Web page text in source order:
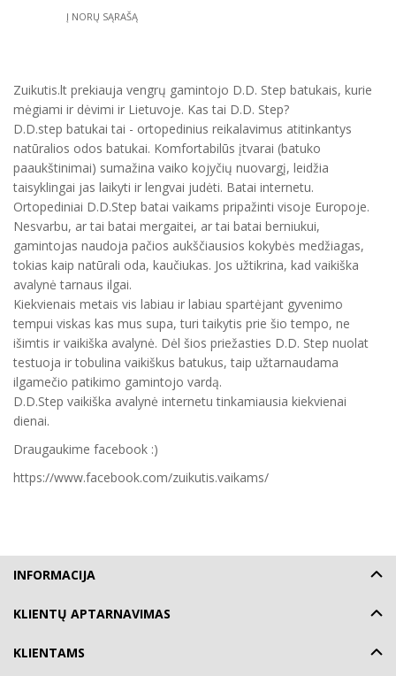
Į NORŲ SĄRAŠĄ
Zuikutis.lt prekiauja vengrų gamintojo D.D. Step batukais, kurie
mėgiami ir dėvimi ir Lietuvoje. Kas tai D.D. Step?
D.D.step batukai tai - ortopedinius reikalavimus atitinkantys
natūralios odos batukai. Komfortabilūs įtvarai (batuko
paaukštinimai) sumažina vaiko kojyčių nuovargį, leidžia
taisyklingai jas laikyti ir lengvai judėti. Batai internetu.
Ortopediniai D.D.Step batai vaikams pripažinti visoje Europoje.
Nesvarbu, ar tai batai mergaitei, ar tai batai berniukui,
gamintojas naudoja pačios aukščiausios kokybės medžiagas,
tokias kaip natūrali oda, kaučiukas. Jos užtikrina, kad vaikiška
avalynė tarnaus ilgai.
Kiekvienais metais vis labiau ir labiau spartėjant gyvenimo
tempui viskas kas mus supa, turi taikytis prie šio tempo, ne
išimtis ir vaikiška avalynė. Dėl šios priežasties D.D. Step nuolat
testuoja ir tobulina vaikiškus batukus, taip užtarnaudama
ilgamečio patikimo gamintojo vardą.
D.D.Step vaikiška avalynė internetu tinkamiausia kiekvienai
dienai.
Draugaukime facebook :)
https://www.facebook.com/zuikutis.vaikams/
INFORMACIJA
KLIENTŲ APTARNAVIMAS
KLIENTAMS